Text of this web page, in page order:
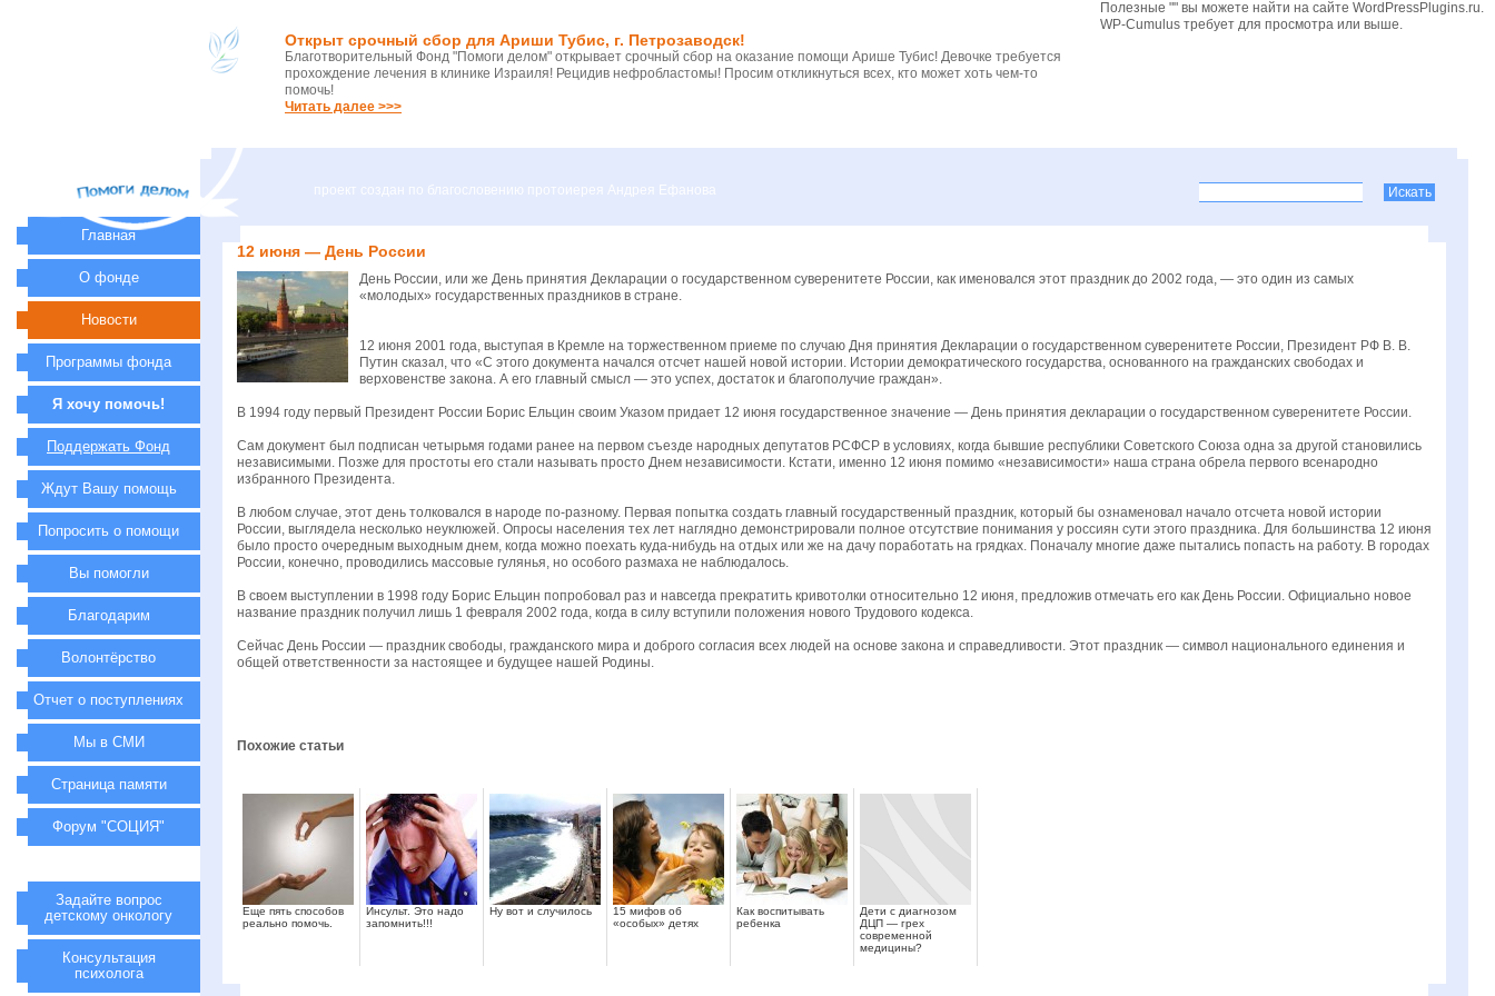
Открыт срочный сбор для Ариши Тубис, г. Петрозаводск!
Благотворительный Фонд "Помоги делом" открывает срочный сбор на оказание помощи Арише Тубис! Девочке требуется
прохождение лечения в клинике Израиля! Рецидив нефробластомы! Просим откликнуться всех, кто может хоть чем-то
помочь!
Читать далее >>>
Полезные "" вы можете найти на сайте WordPressPlugins.ru.
WP-Cumulus требует для просмотра или выше.
проект создан по благословению протоиерея Андрея Ефанова
12 июня — День России
День России, или же День принятия Декларации о государственном суверенитете России, как именовался этот праздник до 2002 года, — это один из самых
«молодых» государственных праздников в стране.
12 июня 2001 года, выступая в Кремле на торжественном приеме по случаю Дня принятия Декларации о государственном суверенитете России, Президент РФ В. В.
Путин сказал, что «С этого документа начался отсчет нашей новой истории. Истории демократического государства, основанного на гражданских свободах и
верховенстве закона. А его главный смысл — это успех, достаток и благополучие граждан».
В 1994 году первый Президент России Борис Ельцин своим Указом придает 12 июня государственное значение — День принятия декларации о государственном суверенитете России.
Сам документ был подписан четырьмя годами ранее на первом съезде народных депутатов РСФСР в условиях, когда бывшие республики Советского Союза одна за другой становились
независимыми. Позже для простоты его стали называть просто Днем независимости. Кстати, именно 12 июня помимо «независимости» наша страна обрела первого всенародно
избранного Президента.
В любом случае, этот день толковался в народе по-разному. Первая попытка создать главный государственный праздник, который бы ознаменовал начало отсчета новой истории
России, выглядела несколько неуклюжей. Опросы населения тех лет наглядно демонстрировали полное отсутствие понимания у россиян сути этого праздника. Для большинства 12 июня
было просто очередным выходным днем, когда можно поехать куда-нибудь на отдых или же на дачу поработать на грядках. Поначалу многие даже пытались попасть на работу. В городах
России, конечно, проводились массовые гулянья, но особого размаха не наблюдалось.
В своем выступлении в 1998 году Борис Ельцин попробовал раз и навсегда прекратить кривотолки относительно 12 июня, предложив отмечать его как День России. Официально новое
название праздник получил лишь 1 февраля 2002 года, когда в силу вступили положения нового Трудового кодекса.
Сейчас День России — праздник свободы, гражданского мира и доброго согласия всех людей на основе закона и справедливости. Этот праздник — символ национального единения и
общей ответственности за настоящее и будущее нашей Родины.
Похожие статьи
Еще пять способов
реально помочь.
Инсульт. Это надо
запомнить!!!
Ну вот и случилось
15 мифов об
«особых» детях
Как воспитывать
ребенка
Дети с диагнозом
ДЦП — грех
современной
медицины?
Главная
О фонде
Новости
Программы фонда
Я хочу помочь!
Поддержать Фонд
Ждут Вашу помощь
Попросить о помощи
Вы помогли
Благодарим
Волонтёрство
Отчет о поступлениях
Мы в СМИ
Страница памяти
Форум "СОЦИЯ"
Задайте вопрос
детскому онкологу
Консультация
психолога